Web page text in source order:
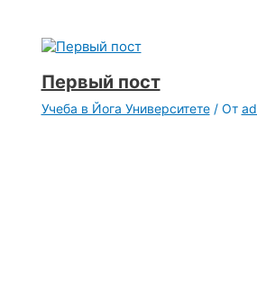
Первый пост
Учеба в Йога Университете/ От